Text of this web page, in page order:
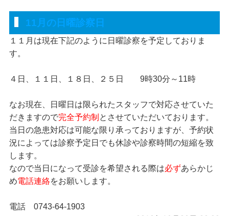
11月の日曜診察日
１１月は現在下記のように日曜診察を予定しておりま
す。
４日、１１日、１８日、２５日 9時30分～11時
なお現在、日曜日は限られたスタッフで対応させていた
だきますので完全予約制 とさせていただいております。
当日の急患対応は可能な限り承っておりますが、予約状
況によっては診察予定日でも休診や診察時間の短縮を致
します。
なので当日になって受診を希望される際は必ずあらかじ
め電話連絡をお願いします。
電話 0743-64-1903